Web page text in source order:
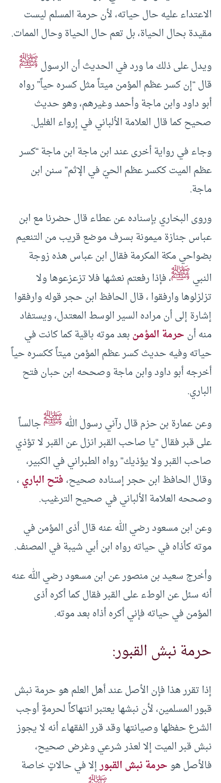
الاعتداء عليه حال حياته، لأن حرمة المسلم ليست
مقيدة بحال الحياة، بل تعم حال الحياة وحال الممات.
ويدل على ذلك ما ورد في الحديث أن الرسولﷺ
قال “إن كسر عظم المؤمن ميتاً مثل كسره حياً” رواه
أبو داود وابن ماجة وأحمد وغيرهم، وهو حديث
صحيح كما قال العلامة الألباني في إرواء الغليل.
وجاء في رواية أخرى عند ابن ماجة ابن ماجة “كسر
عظم الميت ككسر عظم الحيّ في الإثم” سنن ابن
ماجة.
وروى البخاري بإسناده عن عطاء قال حضرنا مع ابن
عباس جنازة ميمونة بسرف موضع قريب من التنعيم
بضواحي مكة المكرمة فقال ابن عباس هذه زوجة
النبيﷺ، فإذا رفعتم نعشها فلا تزعزعوها ولا
تزلزلوها وارفقوا ، قال الحافظ ابن حجر قوله وارفقوا
إشارة إلى أن مراده السير الوسط المعتدل، ويستفاد
منه أنحرمة المؤمنبعد موته باقية كما كانت في
حياته وفيه حديث كسر عظم المؤمن ميتاً ككسره حياً
أخرجه أبو داود وابن ماجة وصححه ابن حبان فتح
الباري.
وعن عمارة بن حزم قال رآني رسول اللهﷺجالساً
على قبر فقال “يا صاحب القبر انزل عن القبر لا تؤذي
صاحب القبر ولا يؤذيك” رواه الطبراني في الكبير،
وقال الحافظ ابن حجر إسناده صحيح،فتح الباري،
وصححه العلامة الألباني في صحيح الترغيب.
وعن ابن مسعود رضي الله عنه قال أذى المؤمن في
موته كأذاه في حياته رواه ابن أبي شيبة في المصنف.
وأخرج سعيد بن منصور عن ابن مسعود رضي الله عنه
أنه سئل عن الوطء على القبر فقال كما أكره أذى
المؤمن في حياته فإني أكره أذاه بعد موته.
حرمة نبش القبور:
إذا تقرر هذا فإن الأصل عند أهل العلم هو حرمة نبش
قبور المسلمين، لأن نبشها يعتبر انتهاكاً لحرمةٍ أوجب
الشرع حفظها وصيانتها وقد قرر الفقهاء أنه لا يجوز
نبش قبر الميت إلا لعذر شرعي وغرض صحيح،
فالأصل هوحرمة نبش القبورإلا في حالاتٍ خاصة